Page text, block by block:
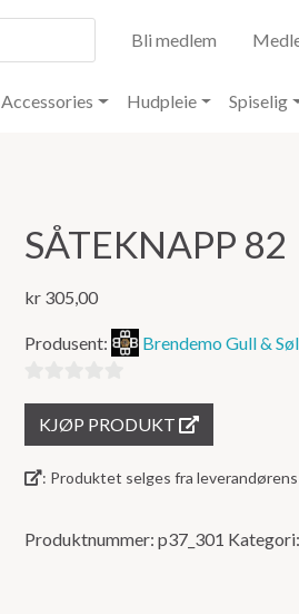
Bli medlem
Accessories Hudpleie Spiselig
SÅTEKNAPP 82
kr 305,00
Produsent: Brendemo Gull &
ut
5
KJØP PRODUKT
: Produktet selges fra
Produktnummer:p37_301 Kategori: